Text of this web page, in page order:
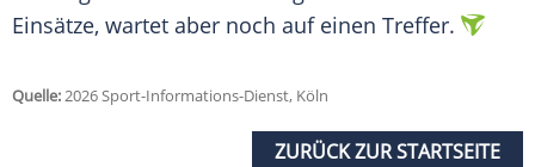
Einsätze, wartet aber noch auf einen Treffer.
Quelle:2026 Sport-Informations-Dienst, Köln
ZURÜCK ZUR STARTSEITE